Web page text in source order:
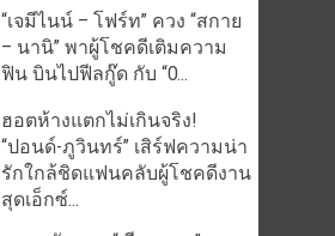
“เจมีไนน์ – โฟร์ท” ควง “สกาย
– นานิ” พาผู้โชคดีเติมความ
ฟิน บินไปฟีลกู๊ด กับ “O...
ฮอตห้างแตกไม่เกินจริง!
“ปอนด์-ภูวินทร์” เสิร์ฟความน่า
รักใกล้ชิดแฟนคลับผู้โชคดีงาน
สุดเอ็กซ์...